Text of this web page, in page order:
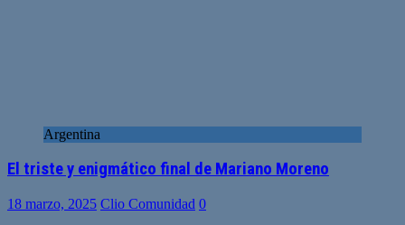
Argentina
El triste y enigmático final de Mariano Moreno
18 marzo, 2025 Clio Comunidad 0